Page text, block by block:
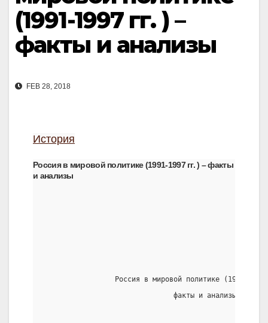
(1991-1997 гг. ) –
факты и анализы
FEB 28, 2018
История
Россия в мировой политике (1991-1997 гг. ) – факты
и анализы
Россия в мировой политике (1991-
                               факты и анализы.